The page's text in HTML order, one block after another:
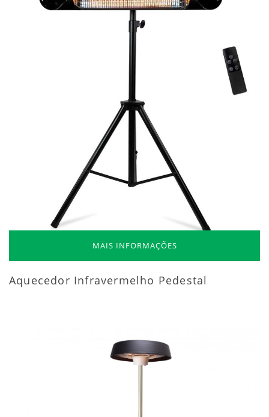
MAIS INFORMAÇÕES
Aquecedor Infravermelho Pedestal